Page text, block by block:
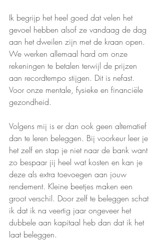
Ik begrijp het heel goed dat velen het
gevoel hebben alsof ze vandaag de dag
aan het dweilen zijn met de kraan open.
We werken allemaal hard om onze
rekeningen te betalen terwijl de prijzen
aan recordtempo stijgen. Dit is nefast.
Voor onze mentale, fysieke en financiële
gezondheid.
Volgens mij is er dan ook geen alternatief
dan te leren beleggen. Bij voorkeur leer je
het zelf en stap je niet naar de bank want
zo bespaar jij heel wat kosten en kan je
deze als extra toevoegen aan jouw
rendement. Kleine beetjes maken een
groot verschil. Door zelf te beleggen schat
ik dat ik na veertig jaar ongeveer het
dubbele aan kapitaal heb dan dat ik het
laat beleggen.